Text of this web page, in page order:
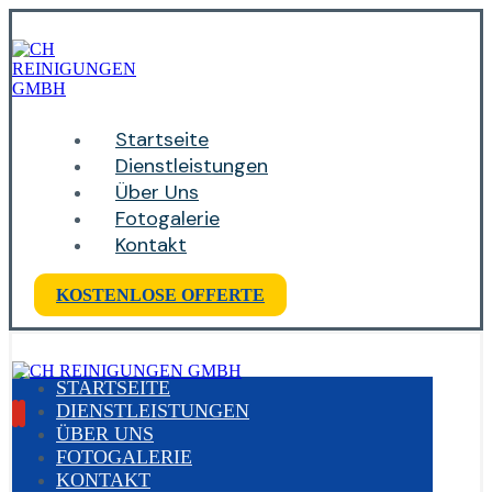
Startseite
Dienstleistungen
Über Uns
Fotogalerie
Kontakt
KOSTENLOSE OFFERTE
STARTSEITE
DIENSTLEISTUNGEN
ÜBER UNS
FOTOGALERIE
KONTAKT